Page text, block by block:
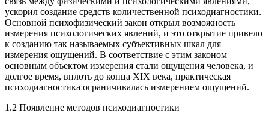
ускорил создание средств количественной психодиагностики.
Основной психофизический закон открыл возможность
измерения психологических явлений, и это открытие привело
к созданию так называемых субъективных шкал для
измерения ощущений. В соответствие с этим законом
основным объектом измерения стали ощущения человека, и
долгое время, вплоть до конца XIX века, практическая
психодиагностика ограничивалась измерением ощущений.
1.2 Появление методов психодиагностики